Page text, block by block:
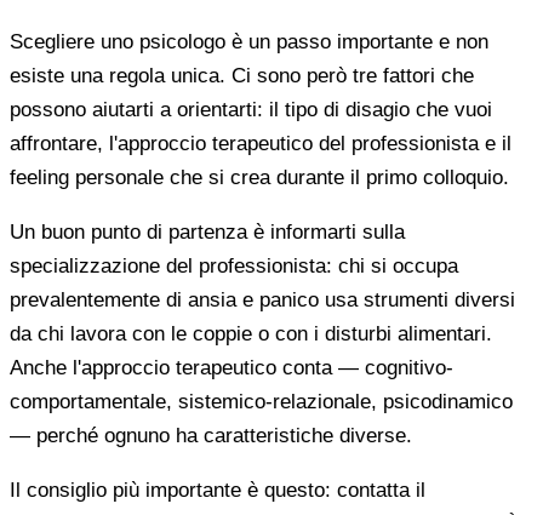
Scegliere uno psicologo è un passo importante e non
esiste una regola unica. Ci sono però tre fattori che
possono aiutarti a orientarti: il tipo di disagio che vuoi
affrontare, l'approccio terapeutico del professionista e il
feeling personale che si crea durante il primo colloquio.
Un buon punto di partenza è informarti sulla
specializzazione del professionista: chi si occupa
prevalentemente di ansia e panico usa strumenti diversi
da chi lavora con le coppie o con i disturbi alimentari.
Anche l'approccio terapeutico conta — cognitivo-
comportamentale, sistemico-relazionale, psicodinamico
— perché ognuno ha caratteristiche diverse.
Il consiglio più importante è questo: contatta il